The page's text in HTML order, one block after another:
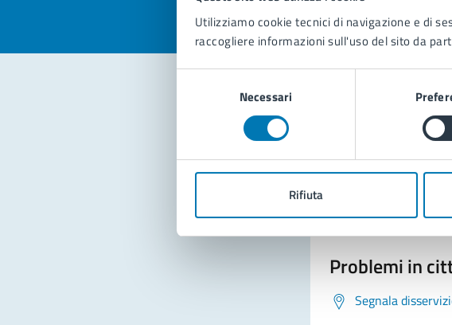
Utilizziamo cookie tecnici di navigazione e di
raccogliere informazioni sull'uso del sito da
Necessari
Rifiuta
Contatta il
Leggi le
Prenota
Problemi in
Segnala